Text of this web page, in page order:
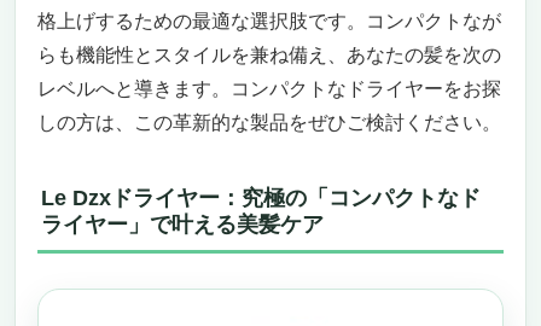
格上げするための最適な選択肢です。コンパクトなが
らも機能性とスタイルを兼ね備え、あなたの髪を次の
レベルへと導きます。コンパクトなドライヤーをお探
しの方は、この革新的な製品をぜひご検討ください。
Le Dzxドライヤー：究極の「コンパクトなド
ライヤー」で叶える美髪ケア